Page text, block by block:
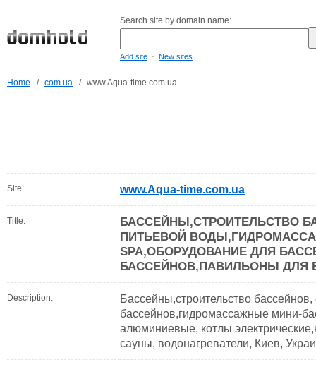
Search site by domain name:
Add site - New sites
Home / com.ua / www.Aqua-time.com.ua
Site: www.Aqua-time.com.ua
Title:
БАССЕЙНЫ,СТРОИТЕЛЬСТВО
ПИТЬЕВОЙ
SPA,ОБОРУДОВАНИЕ ДЛЯ
БАССЕЙНОВ,ПАВИЛЬОНЫ ДЛЯ
Description:
Бассейны,строительство
бассейнов,гидромассажные мини-
алюминиевые, котлы
сауны, водонагреватели, Киев,